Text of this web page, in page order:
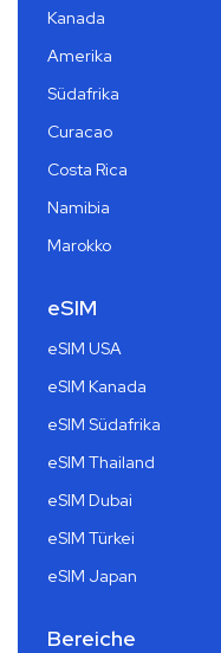
Kanada
Amerika
Südafrika
Curacao
Costa Rica
Namibia
Marokko
eSIM
eSIM USA
eSIM Kanada
eSIM Südafrika
eSIM Thailand
eSIM Dubai
eSIM Türkei
eSIM Japan
Bereiche